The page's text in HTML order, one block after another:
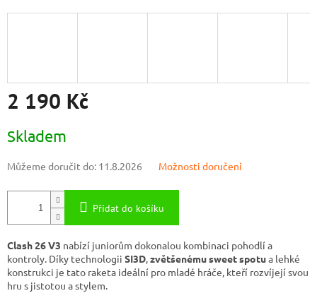
2 190 Kč
cena:
Skladem
Můžeme doručit do: 11.8.2026 Možnosti doručení
Přidat do košíku
Clash 26 V3 nabízí juniorům dokonalou kombinaci pohodlí a
kontroly. Díky technologii SI3D,zvětšenému sweet spotua lehké
konstrukci je tato raketa ideální pro mladé hráče, kteří rozvíjejí svou
hru s jistotou a stylem.